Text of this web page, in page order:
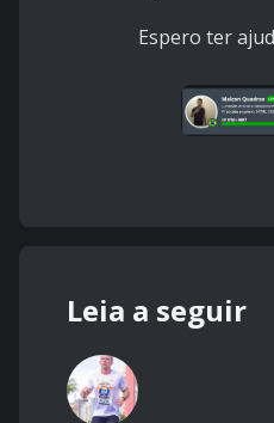
Espero ter
Leia a seguir